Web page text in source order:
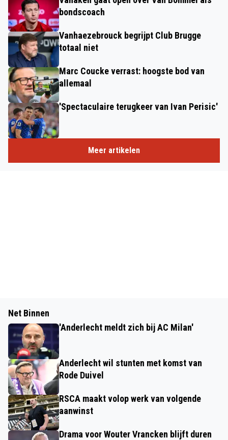
bondscoach
Vanhaezebrouck begrijpt Club Brugge
totaal niet
Marc Coucke verrast: hoogste bod van
allemaal
'Spectaculaire terugkeer van Ivan Perisic'
Meer artikelen
Net Binnen
'Anderlecht meldt zich bij AC Milan'
Anderlecht wil stunten met komst van
Rode Duivel
RSCA maakt volop werk van volgende
aanwinst
Drama voor Wouter Vrancken blijft duren